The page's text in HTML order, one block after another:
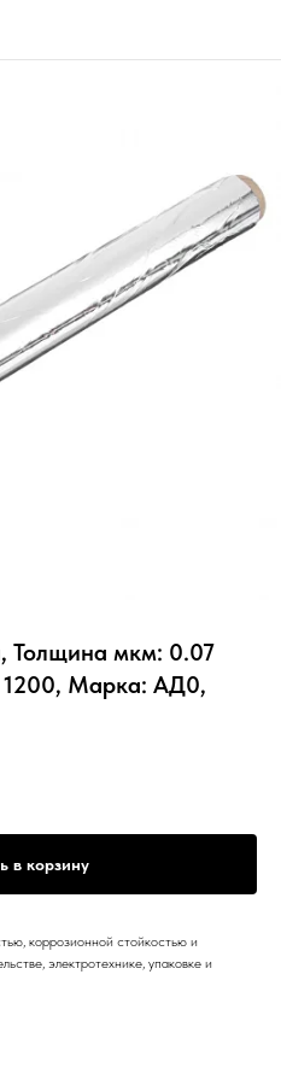
Толщина мкм: 0.07
Марка: АД0,
в корзину
коррозионной стойкостью и
электротехнике, упаковке и